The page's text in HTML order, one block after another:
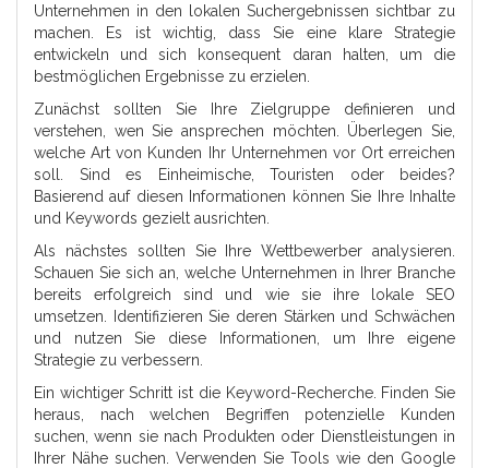
Unternehmen in den lokalen Suchergebnissen sichtbar zu
machen. Es ist wichtig, dass Sie eine klare Strategie
entwickeln und sich konsequent daran halten, um die
bestmöglichen Ergebnisse zu erzielen.
Zunächst sollten Sie Ihre Zielgruppe definieren und
verstehen, wen Sie ansprechen möchten. Überlegen Sie,
welche Art von Kunden Ihr Unternehmen vor Ort erreichen
soll. Sind es Einheimische, Touristen oder beides?
Basierend auf diesen Informationen können Sie Ihre Inhalte
und Keywords gezielt ausrichten.
Als nächstes sollten Sie Ihre Wettbewerber analysieren.
Schauen Sie sich an, welche Unternehmen in Ihrer Branche
bereits erfolgreich sind und wie sie ihre lokale SEO
umsetzen. Identifizieren Sie deren Stärken und Schwächen
und nutzen Sie diese Informationen, um Ihre eigene
Strategie zu verbessern.
Ein wichtiger Schritt ist die Keyword-Recherche. Finden Sie
heraus, nach welchen Begriffen potenzielle Kunden
suchen, wenn sie nach Produkten oder Dienstleistungen in
Ihrer Nähe suchen. Verwenden Sie Tools wie den Google